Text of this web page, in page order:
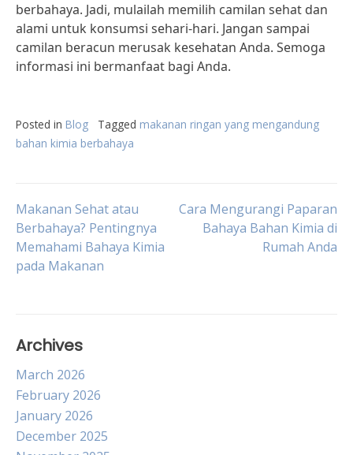
berbahaya. Jadi, mulailah memilih camilan sehat dan
alami untuk konsumsi sehari-hari. Jangan sampai
camilan beracun merusak kesehatan Anda. Semoga
informasi ini bermanfaat bagi Anda.
Posted in Blog Tagged makanan ringan yang mengandung
bahan kimia berbahaya
Post
navigation
Makanan Sehat atau
Berbahaya? Pentingnya
Memahami Bahaya Kimia
pada Makanan
Cara Mengurangi Paparan
Bahaya Bahan Kimia di
Rumah Anda
Archives
March 2026
February 2026
January 2026
December 2025